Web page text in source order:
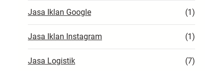
Jasa Iklan Google (1)
Jasa Iklan Instagram (1)
Jasa Logistik (7)